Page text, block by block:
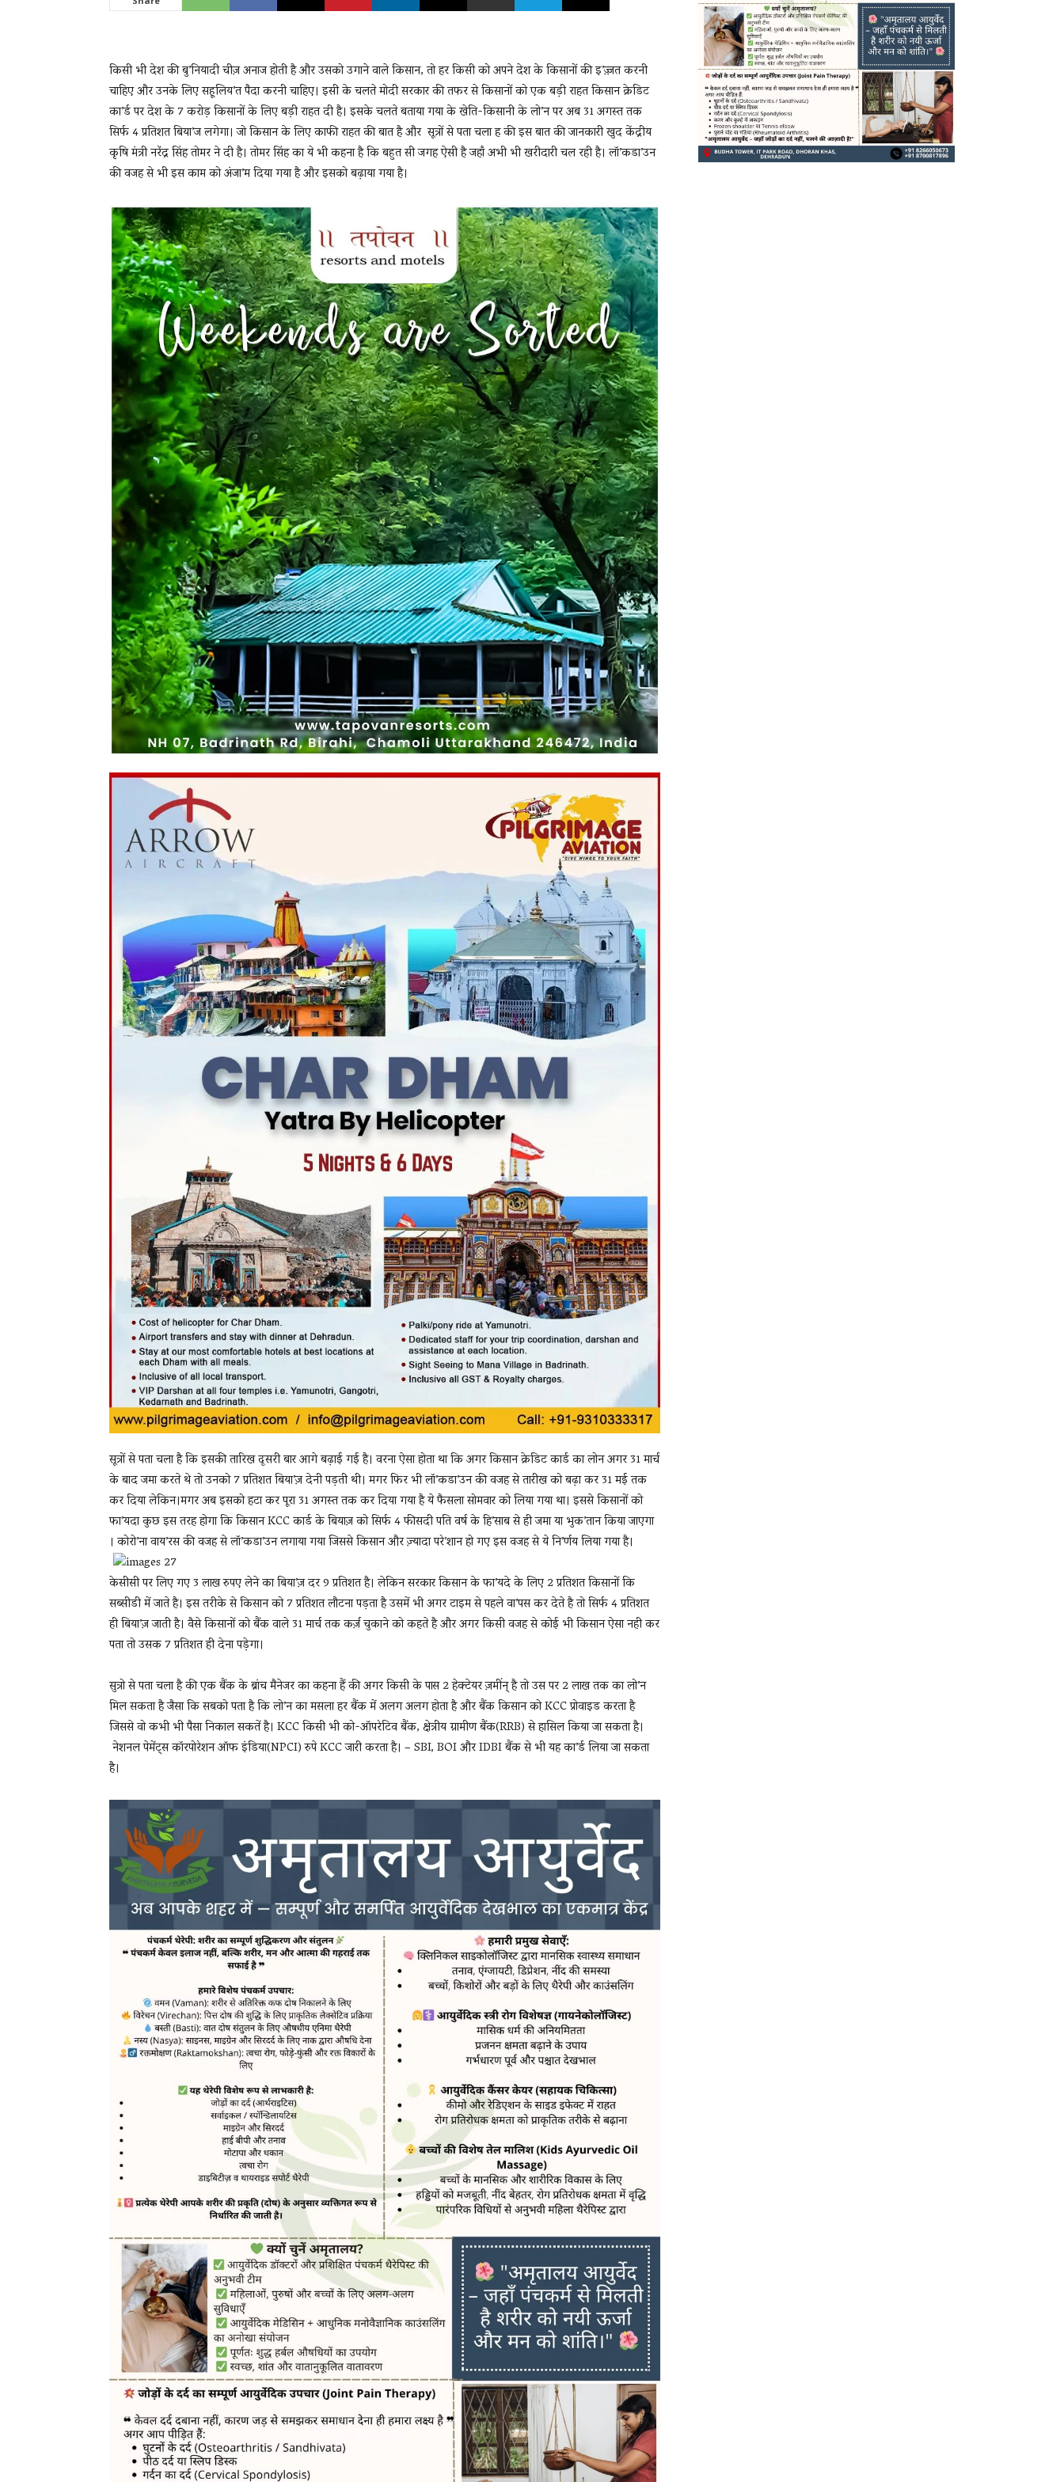
LIVE
किसी भी देश की बु’नियादी चीज़ अनाज होती है और उसको उगाने वाले किसान, तो हर किसी को अपने देश के किसानों की इ’ज़्ज़त करनी
चाहिए और उनके लिए सहूलिय’त पैदा करनी चाहिए। इसी के चलते मोदी सरकार की तफर से किसानों को एक बड़ी राहत किसान क्रेडिट
का’र्ड पर देश के 7 करोड़ किसानों के लिए बड़ी राहत दी है। इसके चलते बताया गया के खेति-किसानी के लो’न पर अब 31 अगस्त तक
सिर्फ 4 प्रतिशत बिया’ज लगेगा। जो किसान के लिए काफी राहत की बात है और सूत्रों से पता चला ह की इस बात की जानकारी खुद केंद्रीय
कृषि मंत्री नरेंद्र सिंह तोमर ने दी है। तोमर सिंह का ये भी कहना है कि बहुत सी जगह ऐसी है जहाँ अभी भी खरीदारी चल रही है। लॉ’कडा’उन
की वजह से भी इस काम को अंजा’म दिया गया है और इसको बढ़ाया गया है।
सूत्रों से पता चला है कि इसकी तारिख दूसरी बार आगे बढ़ाई गई है। वरना ऐसा होता था कि अगर किसान क्रेडिट कार्ड का लोन अगर 31 मार्च
के बाद जमा करते थे तो उनको 7 प्रतिशत बिया’ज़ देनी पड़ती थी। मगर फिर भी लॉ’कडा’उन की वजह से तारीख को बढ़ा कर 31 मई तक
कर दिया लेकिन।मगर अब इसको हटा कर पूरा 31 अगस्त तक कर दिया गया है ये फैसला सोमवार को लिया गया था। इससे किसानों को
फा’यदा कुछ इस तरह होगा कि किसान KCC कार्ड के बियाज़ को सिर्फ 4 फीसदी पति वर्ष के हि’साब से ही जमा या भुक’तान किया जाएगा
। कोरो’ना वाय’रस की वजह से लॉ’कडा’उन लगाया गया जिससे किसान और ज़्यादा परे’शान हो गए इस वजह से ये नि’र्णय लिया गया है।
केसीसी पर लिए गए 3 लाख रुपए लेने का बिया’ज़ दर 9 प्रतिशत है। लेकिन सरकार किसान के फा’यदे के लिए 2 प्रतिशत किसानों कि
सब्सीडी में जाते है। इस तरीके से किसान को 7 प्रतिशत लौटना पड़ता है उसमें भी अगर टाइम से पहले वा’पस कर देते है तो सिर्फ 4 प्रतिशत
ही बिया’ज़ जाती है। वैसे किसानों को बैंक वाले 31 मार्च तक कर्ज़ चुकाने को कहते है और अगर किसी वजह से कोई भी किसान ऐसा नही कर
पता तो उसक 7 प्रतिशत ही देना पड़ेगा।
सुत्रो से पता चला है की एक बैंक के ब्रांच मैनेजर का कहना हैं की अगर किसी के पास 2 हेक्टेयर ज़मींन् है तो उस पर 2 लाख तक का लो’न
मिल सकता है जैसा कि सबको पता है कि लो’न का मसला हर बैंक में अलग अलग होता है और बैंक किसान को KCC प्रोवाइड करता है
जिससे वो कभी भी पैसा निकाल सकतें है। KCC किसी भी को-ऑपरेटिव बैंक, क्षेत्रीय ग्रामीण बैंक(RRB) से हासिल किया जा सकता है।
नेशनल पेमेंट्स कॉरपोरेशन ऑफ इंडिया(NPCI) रुपे KCC जारी करता है। – SBI, BOI और IDBI बैंक से भी यह का’र्ड लिया जा सकता
है।